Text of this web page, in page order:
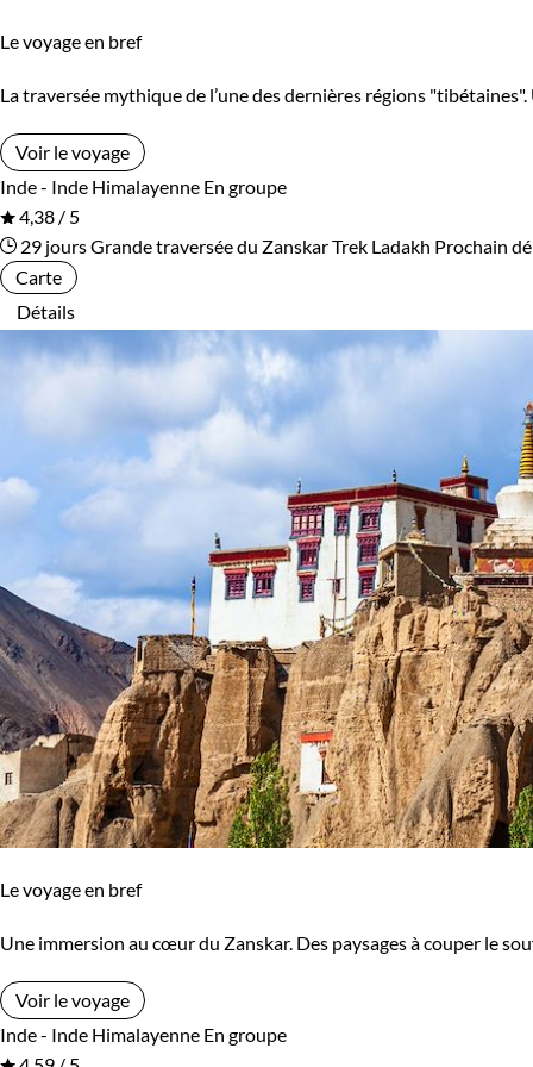
Le voyage en bref
La traversée mythique de l’une des dernières régions
Voir le voyage
Inde - Inde Himalayenne En groupe
4,38 / 5
29 joursGrande traversée du ZanskarTrek Ladakh Prochain
Carte
Détails
Le voyage en bref
Une immersion au cœur du Zanskar. Des paysages à couper le
Voir le voyage
Inde - Inde Himalayenne En groupe